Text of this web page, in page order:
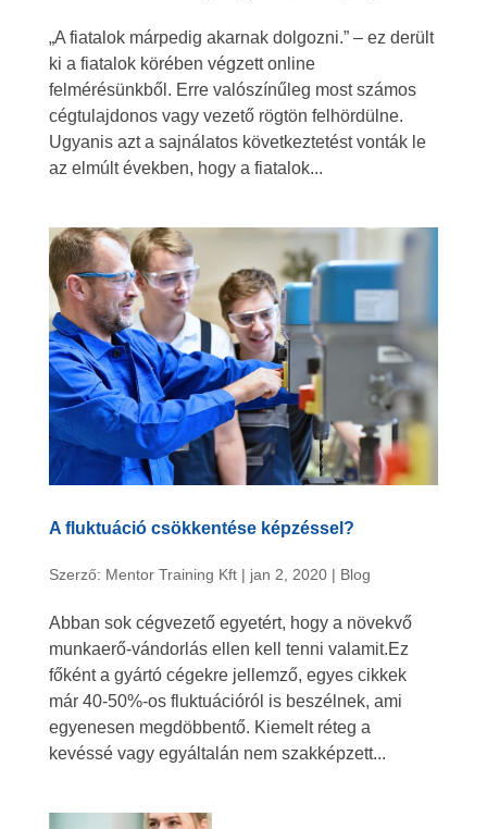
„A fiatalok márpedig akarnak dolgozni.” – ez derült
ki a fiatalok körében végzett online
felmérésünkből. Erre valószínűleg most számos
cégtulajdonos vagy vezető rögtön felhördülne.
Ugyanis azt a sajnálatos következtetést vonták le
az elmúlt években, hogy a fiatalok...
A fluktuáció csökkentése képzéssel?
Szerző: Mentor Training Kft| jan 2, 2020| Blog
Abban sok cégvezető egyetért, hogy a növekvő
munkaerő-vándorlás ellen kell tenni valamit.Ez
főként a gyártó cégekre jellemző, egyes cikkek
már 40-50%-os fluktuációról is beszélnek, ami
egyenesen megdöbbentő. Kiemelt réteg a
kevéssé vagy egyáltalán nem szakképzett...